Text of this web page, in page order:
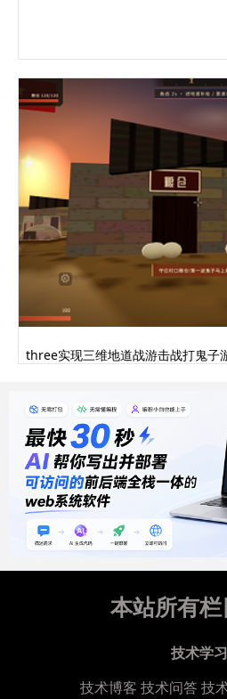
three实现三维地道战游击战打鬼子
本站所有
技术学习
技术博客 技术问答技